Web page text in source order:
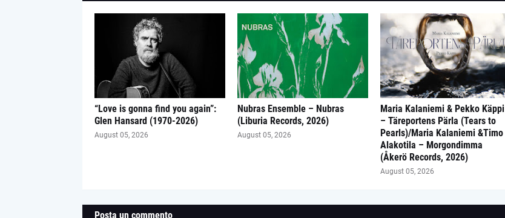
“Love is gonna find you again”:
Glen Hansard (1970-2026)
August 05, 2026
Nubras Ensemble – Nubras
(Liburia Records, 2026)
August 05, 2026
Maria Kalaniemi & Pekko Käppi
– Täreportens Pärla (Tears to
Pearls)/Maria Kalaniemi &Timo
Alakotila – Morgondimma
(Åkerö Records, 2026)
August 05, 2026
Posta un commento